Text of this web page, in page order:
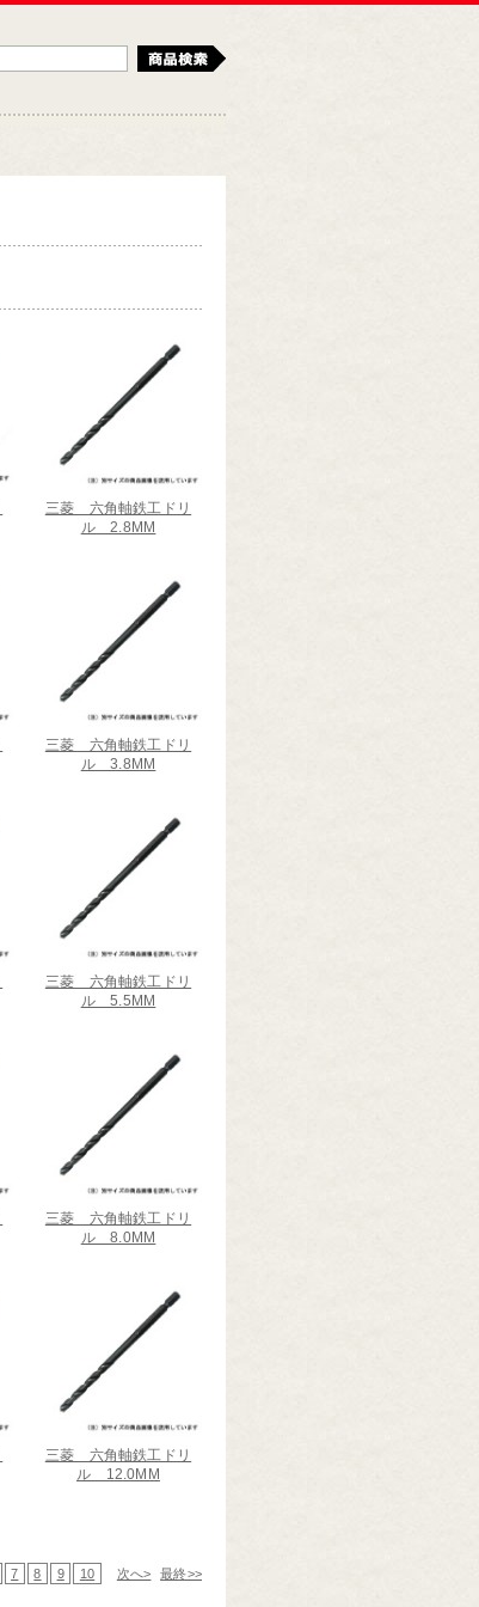
三菱 六角軸鉄工ドリ
ル 2.8MM
三菱 六角軸鉄工ドリ
ル 3.8MM
三菱 六角軸鉄工ドリ
ル 5.5MM
三菱 六角軸鉄工ドリ
ル 8.0MM
三菱 六角軸鉄工ドリ
ル 12.0MM
7 8 9 10 次へ> 最終>>